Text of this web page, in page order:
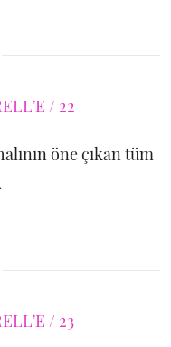
öne çıkan tüm